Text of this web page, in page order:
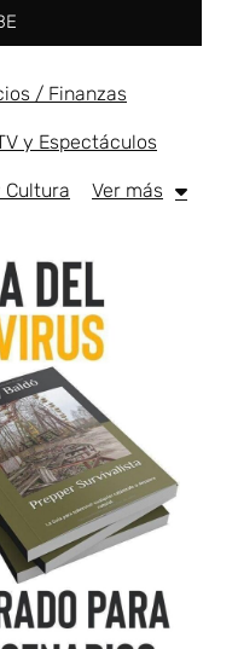
/ Finanzas
y Espectáculos
Cultura Ver más